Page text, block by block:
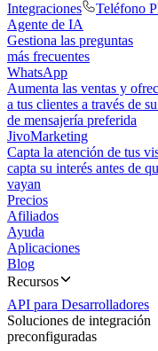
Integraciones
Teléfono
Agente de IA
Gestiona las preguntas
más frecuentes
WhatsApp
Aumenta las ventas y
a tus clientes a través de
de mensajería preferida
JivoMarketing
Capta la atención de tus
capta su interés antes de
vayan
Precios
Afiliados
Ayuda
Aplicaciones
Blog
Recursos
API para Desarrolladores
Soluciones de integración
preconfiguradas